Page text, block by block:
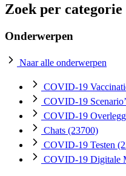
Zoek per categorie
Onderwerpen
Naar alle onderwerpen
COVID-19
COVID-19
COVID-19
Chats (23700)
COVID-19 Testen
COVID-19 Digitale